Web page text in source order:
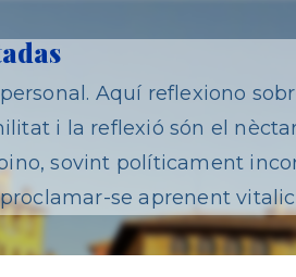
Aquí reflexiono
i la reflexió són el
sovint políticament
se aprenent